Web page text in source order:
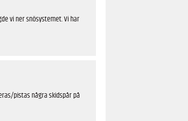
vi ner snösystemet. Vi har
pistas några skidspår på